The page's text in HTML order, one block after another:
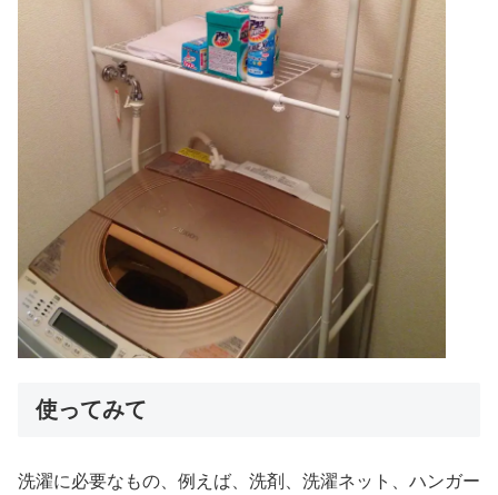
使ってみて
洗濯に必要なもの、例えば、洗剤、洗濯ネット、ハンガー